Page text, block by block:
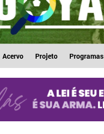
Acervo Projeto Programas